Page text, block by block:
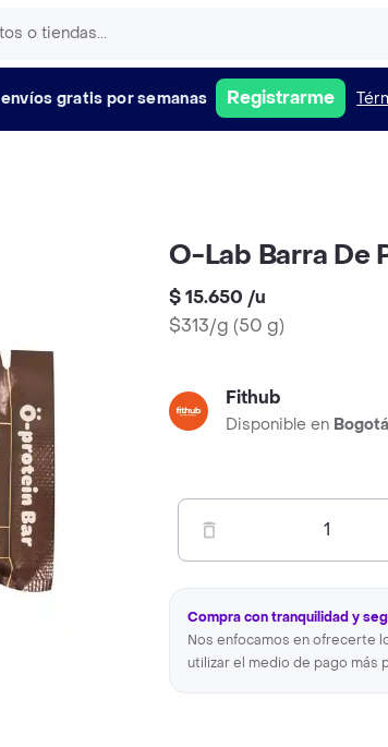
envíos gratis por semanas Registrarme
O-Lab Barra De
$ 15.650 /u
$313/g (50 g)
Fithub
Disponible en Bogotá
1
Compra con tranquilidad y
Nos enfocamos en ofrecerte
utilizar el medio de pago más